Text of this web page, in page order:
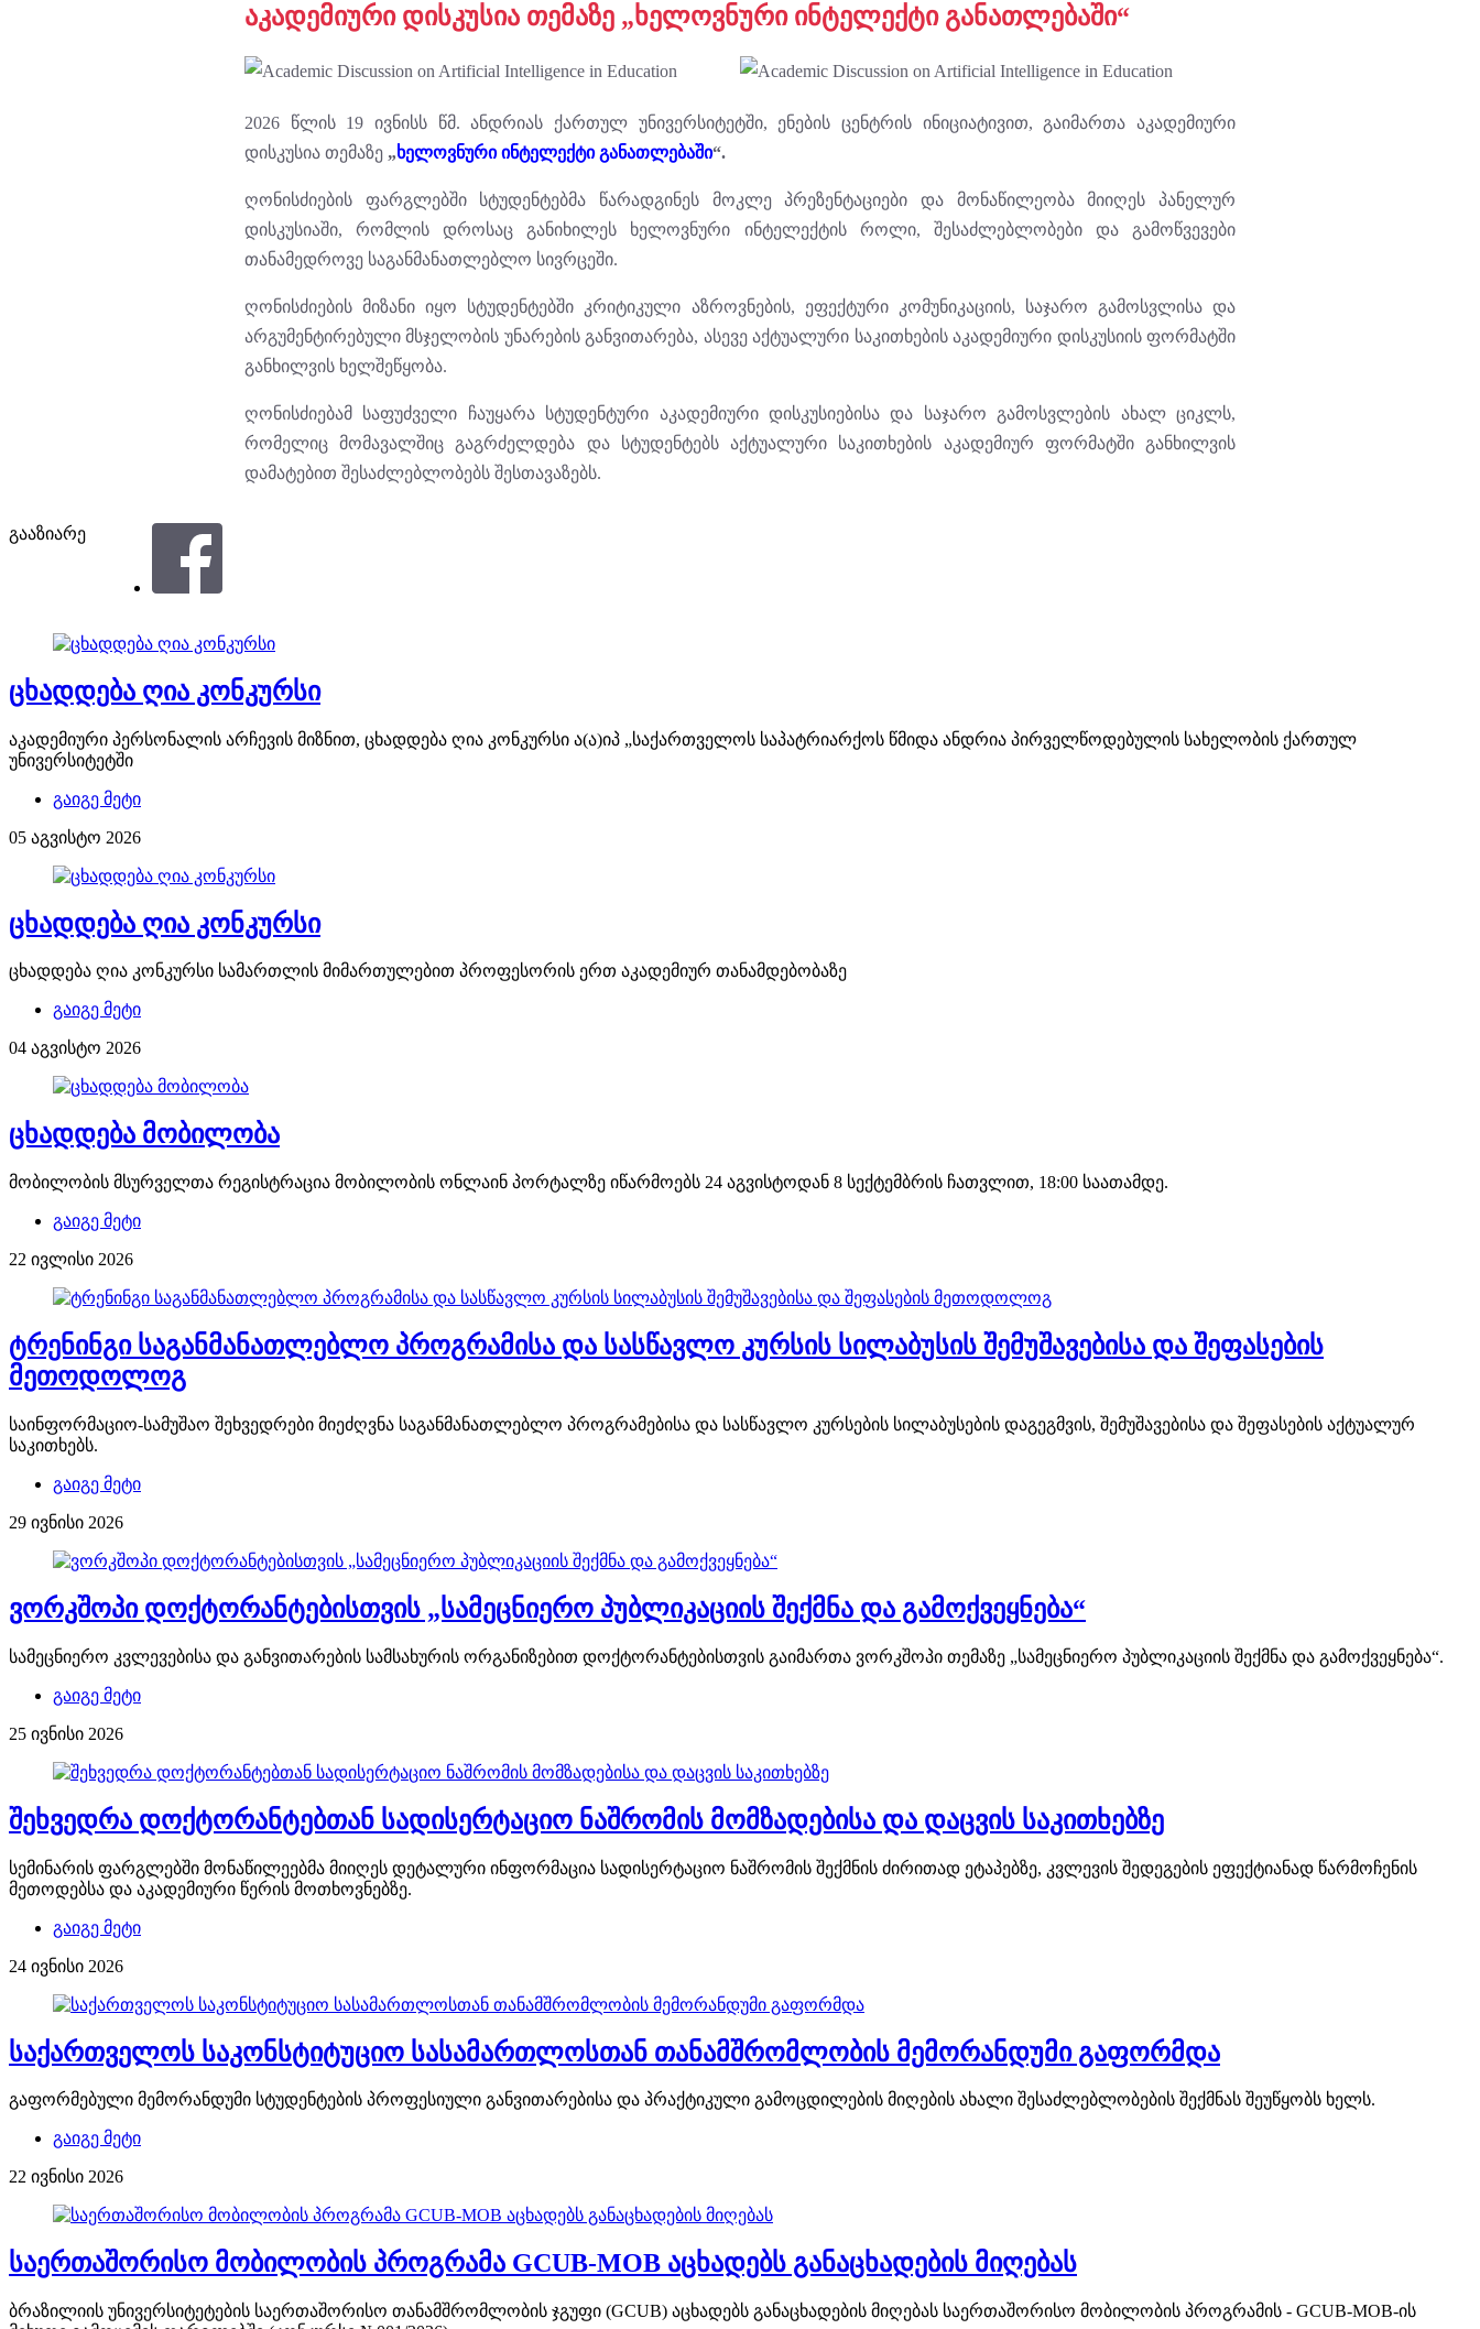
აკადემიური დისკუსია თემაზე „ხელოვნური ინტელექტი განათლებაში“
2026 წლის 19 ივნისს წმ. ანდრიას ქართულ უნივერსიტეტში, ენების ცენტრის ინიციატივით, გაიმართა აკადემიური
დისკუსია თემაზე „ხელოვნური ინტელექტი განათლებაში“.
ღონისძიების ფარგლებში სტუდენტებმა წარადგინეს მოკლე პრეზენტაციები და მონაწილეობა მიიღეს პანელურ
დისკუსიაში, რომლის დროსაც განიხილეს ხელოვნური ინტელექტის როლი, შესაძლებლობები და გამოწვევები
თანამედროვე საგანმანათლებლო სივრცეში.
ღონისძიების მიზანი იყო სტუდენტებში კრიტიკული აზროვნების, ეფექტური კომუნიკაციის, საჯარო გამოსვლისა და
არგუმენტირებული მსჯელობის უნარების განვითარება, ასევე აქტუალური საკითხების აკადემიური დისკუსიის ფორმატში
განხილვის ხელშეწყობა.
ღონისძიებამ საფუძველი ჩაუყარა სტუდენტური აკადემიური დისკუსიებისა და საჯარო გამოსვლების ახალ ციკლს,
რომელიც მომავალშიც გაგრძელდება და სტუდენტებს აქტუალური საკითხების აკადემიურ ფორმატში განხილვის
დამატებით შესაძლებლობებს შესთავაზებს.
გააზიარე
ცხადდება ღია კონკურსი
აკადემიური პერსონალის არჩევის მიზნით, ცხადდება ღია კონკურსი ა(ა)იპ „საქართველოს საპატრიარქოს წმიდა ანდრია პირველწოდებულის სახელობის ქართულ
უნივერსიტეტში
გაიგე მეტი
05 აგვისტო 2026
ცხადდება ღია კონკურსი
ცხადდება ღია კონკურსი სამართლის მიმართულებით პროფესორის ერთ აკადემიურ თანამდებობაზე
გაიგე მეტი
04 აგვისტო 2026
ცხადდება მობილობა
მობილობის მსურველთა რეგისტრაცია მობილობის ონლაინ პორტალზე იწარმოებს 24 აგვისტოდან 8 სექტემბრის ჩათვლით, 18:00 საათამდე.
გაიგე მეტი
22 ივლისი 2026
ტრენინგი საგანმანათლებლო პროგრამისა და სასწავლო კურსის სილაბუსის შემუშავებისა და შეფასების
მეთოდოლოგ
საინფორმაციო-სამუშაო შეხვედრები მიეძღვნა საგანმანათლებლო პროგრამებისა და სასწავლო კურსების სილაბუსების დაგეგმვის, შემუშავებისა და შეფასების აქტუალურ
საკითხებს.
გაიგე მეტი
29 ივნისი 2026
ვორკშოპი დოქტორანტებისთვის „სამეცნიერო პუბლიკაციის შექმნა და გამოქვეყნება“
სამეცნიერო კვლევებისა და განვითარების სამსახურის ორგანიზებით დოქტორანტებისთვის გაიმართა ვორკშოპი თემაზე „სამეცნიერო პუბლიკაციის შექმნა და გამოქვეყნება“.
გაიგე მეტი
25 ივნისი 2026
შეხვედრა დოქტორანტებთან სადისერტაციო ნაშრომის მომზადებისა და დაცვის საკითხებზე
სემინარის ფარგლებში მონაწილეებმა მიიღეს დეტალური ინფორმაცია სადისერტაციო ნაშრომის შექმნის ძირითად ეტაპებზე, კვლევის შედეგების ეფექტიანად წარმოჩენის
მეთოდებსა და აკადემიური წერის მოთხოვნებზე.
გაიგე მეტი
24 ივნისი 2026
საქართველოს საკონსტიტუციო სასამართლოსთან თანამშრომლობის მემორანდუმი გაფორმდა
გაფორმებული მემორანდუმი სტუდენტების პროფესიული განვითარებისა და პრაქტიკული გამოცდილების მიღების ახალი შესაძლებლობების შექმნას შეუწყობს ხელს.
გაიგე მეტი
22 ივნისი 2026
საერთაშორისო მობილობის პროგრამა GCUB-MOB აცხადებს განაცხადების მიღებას
ბრაზილიის უნივერსიტეტების საერთაშორისო თანამშრომლობის ჯგუფი (GCUB) აცხადებს განაცხადების მიღებას საერთაშორისო მობილობის პროგრამის - GCUB-MOB-ის